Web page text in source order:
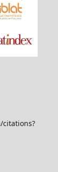
citations?